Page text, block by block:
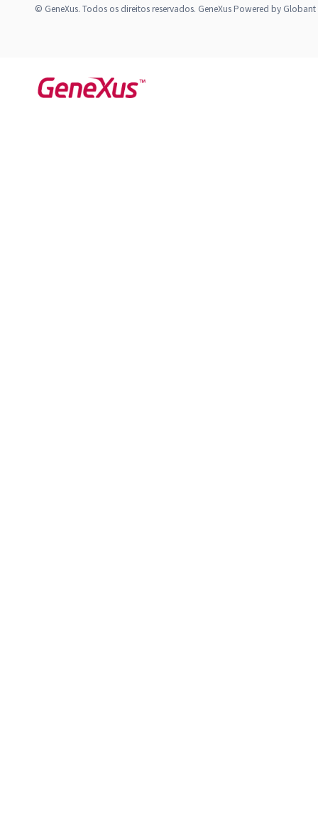
© GeneXus. Todos os direitos reservados. GeneXus Powered by Globant